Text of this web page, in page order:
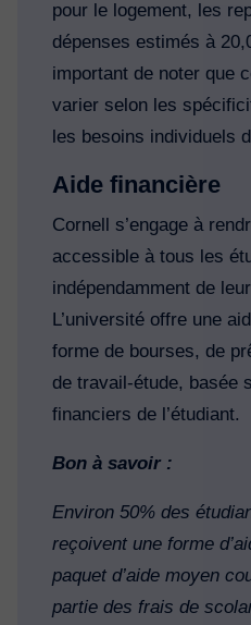
pour le logement, les
dépenses estimés à
important de noter que
varier selon les
les besoins individuels
Aide financière
Cornell s’engage à
accessible à tous les
indépendamment de
L’université offre une
forme de bourses, de
de travail-étude, basée
financiers de l’étudiant.
Bon à savoir :
Environ 50% des
reçoivent une forme
paquet d’aide moyen
partie des frais de